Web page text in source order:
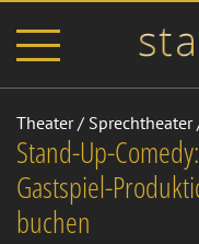
Theater/ Sprechtheater
Stand-Up-
Gastspiel-
buchen